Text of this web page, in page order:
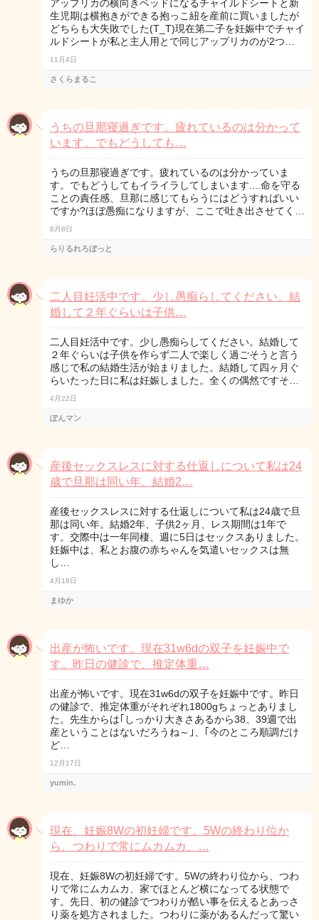
アップリカの横向きベッドになるチャイルドシートと新
生児期は横抱きができる抱っこ紐を産前に買いましたが
どちらも大失敗でした(T_T)現在第二子を妊娠中でチャイ
ルドシートが私と主人用とで同じアップリカのが2つ…
11月4日
さくらまるこ
うちの旦那寝過ぎです。疲れているのは分かって
います。でもどうしても…
うちの旦那寝過ぎです。疲れているのは分かっていま
す。でもどうしてもイライラしてしまいます....命を守る
ことの責任感、旦那に感じてもらうにはどうすればいい
ですか?ほぼ愚痴になりますが、ここで吐き出させてく…
8月8日
らりるれろぼっと
二人目妊活中です。少し愚痴らしてください。結
婚して２年ぐらいは子供…
二人目妊活中です。少し愚痴らしてください。結婚して
２年ぐらいは子供を作らず二人で楽しく過ごそうと言う
感じで私の結婚生活が始まりました。結婚して四ヶ月ぐ
らいたった日に私は妊娠しました。全くの偶然ですそ…
4月22日
ぽんマン
産後セックスレスに対する仕返しについて私は24
歳で旦那は同い年。結婚2…
産後セックスレスに対する仕返しについて私は24歳で旦
那は同い年。結婚2年、子供2ヶ月、レス期間は1年で
す。交際中は一年同棲、週に5日はセックスありました。
妊娠中は、私とお腹の赤ちゃんを気遣いセックスは無
し…
4月18日
まゆか
出産が怖いです。現在31w6dの双子を妊娠中で
す。昨日の健診で、推定体重…
出産が怖いです。現在31w6dの双子を妊娠中です。昨日
の健診で、推定体重がそれぞれ1800gちょっとありまし
た。先生からは｢しっかり大きさあるから38、39週で出
産ということはないだろうね～｣、｢今のところ順調だけ
ど…
12月17日
yumin.
現在、妊娠8Wの初妊婦です。5Wの終わり位か
ら、つわりで常にムカムカ、…
現在、妊娠8Wの初妊婦です。5Wの終わり位から、つわ
りで常にムカムカ、家でほとんど横になってる状態で
す。先日、初の健診でつわりが酷い事を伝えるとあっさ
り薬を処方されました。つわりに薬があるんだって驚い